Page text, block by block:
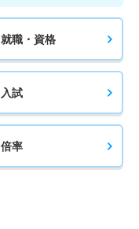
就職・資格
入試
倍率